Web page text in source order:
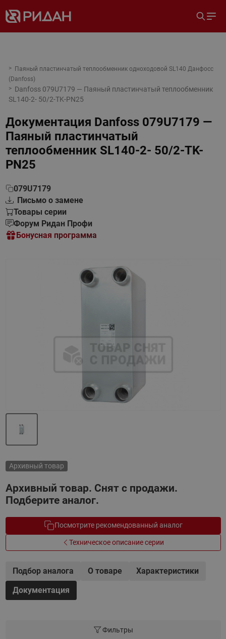
Паяный пластинчатый теплообменник одноходовой SL140 Данфосс
(Danfoss)
Danfoss 079U7179 — Паяный пластинчатый теплообменник
SL140-2- 50/2-TK-PN25
Документация Danfoss 079U7179 —
Паяный пластинчатый
теплообменник SL140-2- 50/2-TK-
PN25
079U7179
Письмо о замене
Товары серии
Форум Ридан Профи
Бонусная программа
Архивный товар
Архивный товар. Снят с продажи.
Подберите аналог.
Посмотрите рекомендованный аналог
Техническое описание серии
Подбор аналога О товаре
Характеристики
Документация
Фильтры